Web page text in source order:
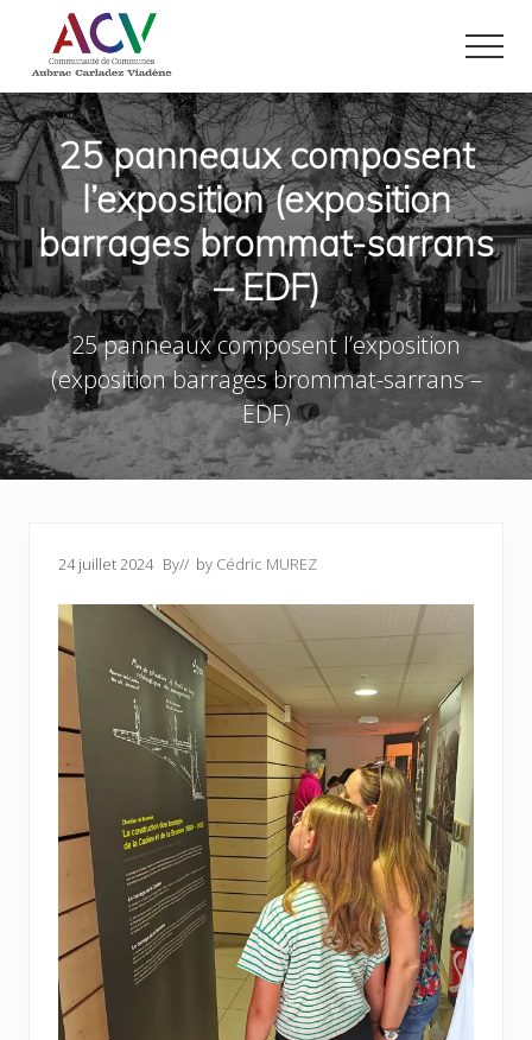
contenu
principal
pied
de
page
Site
officiel
de
la
Communauté
de
Communes
Aubrac
Carladez
Viadène
dans
le
nord
de
l'Aveyron
25 panneaux composent
l’exposition (exposition
barrages brommat-sarrans
– EDF)
25 panneaux composent l’exposition
(exposition barrages brommat-sarrans –
EDF)
24 juillet 2024 By// by Cédric MUREZ